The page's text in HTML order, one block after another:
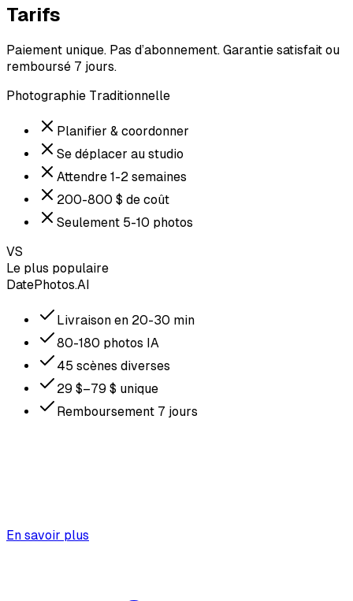
Tarifs
Paiement unique. Pas d’abonnement. Garantie satisfait ou
remboursé 7 jours.
Photographie Traditionnelle
Planifier & coordonner
Se déplacer au studio
Attendre 1-2 semaines
200-800 $ de coût
Seulement 5-10 photos
VS
Le plus populaire
DatePhotos.AI
Livraison en 20-30 min
80-180 photos IA
45 scènes diverses
29 $–79 $ unique
Remboursement 7 jours
En savoir plus